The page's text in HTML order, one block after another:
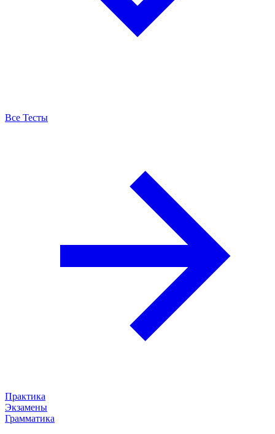
Все Тесты
Практика
Экзамены
Грамматика